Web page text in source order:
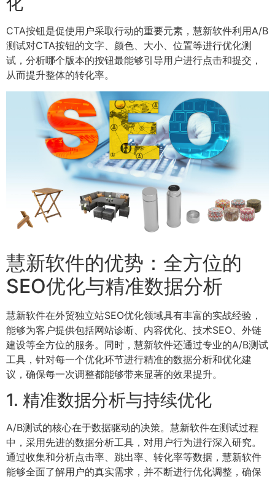
CTA按钮是促使用户采取行动的重要元素，慧新软件利用A/B
测试对CTA按钮的文字、颜色、大小、位置等进行优化测
试，分析哪个版本的按钮最能够引导用户进行点击和提交，
从而提升整体的转化率。
慧新软件的优势：全方位的
SEO优化与精准数据分析
慧新软件在外贸独立站SEO优化领域具有丰富的实战经验，
能够为客户提供包括网站诊断、内容优化、技术SEO、外链
建设等全方位的服务。同时，慧新软件还通过专业的A/B测试
工具，针对每一个优化环节进行精准的数据分析和优化建
议，确保每一次调整都能够带来显著的效果提升。
1. 精准数据分析与持续优化
A/B测试的核心在于数据驱动的决策。慧新软件在测试过程
中，采用先进的数据分析工具，对用户行为进行深入研究。
通过收集和分析点击率、跳出率、转化率等数据，慧新软件
能够全面了解用户的真实需求，并不断进行优化调整，确保